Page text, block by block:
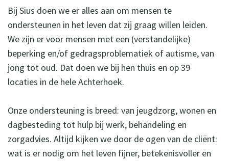
Bij Sius doen we er alles aan om mensen te
ondersteunen in het leven dat zij graag willen leiden.
We zijn er voor mensen met een (verstandelijke)
beperking en/of gedragsproblematiek of autisme, van
jong tot oud. Dat doen we bij hen thuis en op 39
locaties in de hele Achterhoek.
Onze ondersteuning is breed: van jeugdzorg, wonen en
dagbesteding tot hulp bij werk, behandeling en
zorgadvies. Altijd kijken we door de ogen van de cliënt:
wat is er nodig om het leven fijner, betekenisvoller en